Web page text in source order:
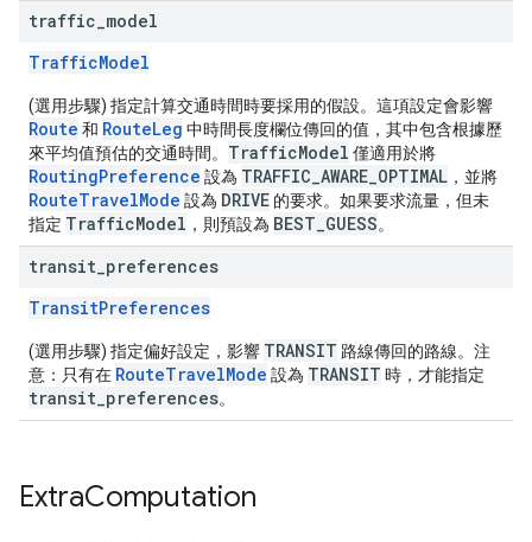
traffic model
TrafficModel
(選用步驟) 指定計算交通時間時要採用的假設。這項設定會影響
Route 和 RouteLeg 中時間長度欄位傳回的值，其中包含根據歷
來平均值預估的交通時間。 TrafficModel 僅適用於將
RoutingPreference 設為 TRAFFIC_AWARE_OPTIMAL ，並將
RouteTravelMode 設為 DRIVE 的要求。如果要求流量，但未
指定 TrafficModel ，則預設為 BEST_GUESS。
transit preferences
TransitPreferences
(選用步驟) 指定偏好設定，影響 TRANSIT 路線傳回的路線。注
意：只有在 RouteTravelMode 設為 TRANSIT 時，才能指定
transit_preferences。
ExtraComputation